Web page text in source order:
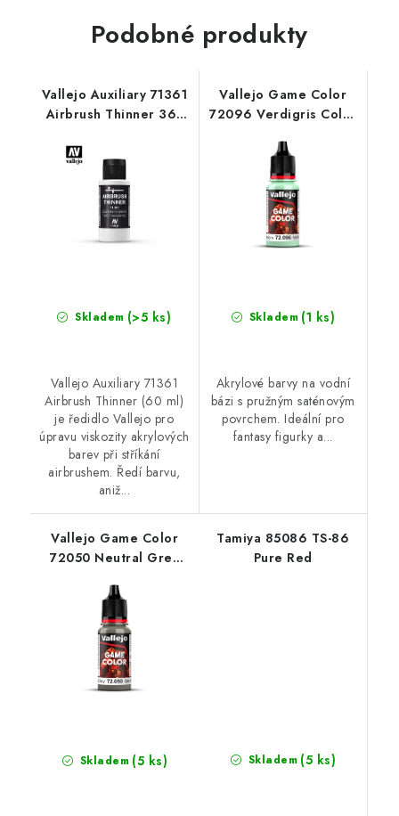
Podobné produkty
Vallejo Auxiliary 71361
Airbrush Thinner 361
Skladem (>5 ks)
Vallejo Auxiliary 71361
Airbrush Thinner (60 ml)
je ředidlo Vallejo pro
úpravu viskozity akrylových
barev při stříkání
airbrushem. Ředí barvu,
aniž...
Vallejo Game Color
72096 Verdigris Color
Skladem (1 ks)
Akrylové barvy na vodní
bázi s pružným saténovým
povrchem. Ideální pro
fantasy figurky a...
Vallejo Game Color
72050 Neutral Grey
Skladem (5 ks)
Tamiya 85086 TS-86
Pure Red
Skladem (5 ks)